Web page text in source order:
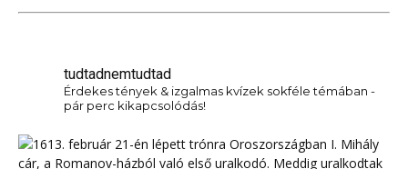
tudtadnemtudtad
Érdekes tények & izgalmas kvízek sokféle témában -
pár perc kikapcsolódás!